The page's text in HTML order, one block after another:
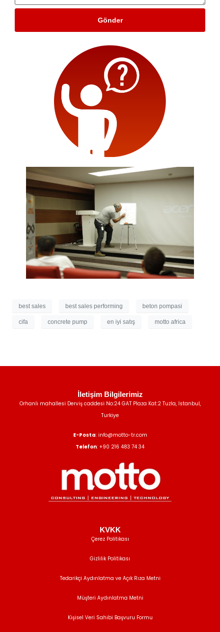
Gönder
best sales best sales performing beton pompasi
cifa concrete pump en iyi satış motto africa
İletişim Bilgilerimiz
Orhanlı mahallesi Derviş caddesi No:24 GAT Plaza Kat:2 Tuzla, Istanbul,
Turkiye
E-Posta: info@motto-tr.com
Telefon: +90 216 483 74 34
KVKK
Çerez Politikası
Gizlilik Politikası
Tedarikçi Aydınlatma ve Açık Rıza Metni
Müşteri Aydınlatma Metni
Kişisel Veri Sahibi Başvuru Formu